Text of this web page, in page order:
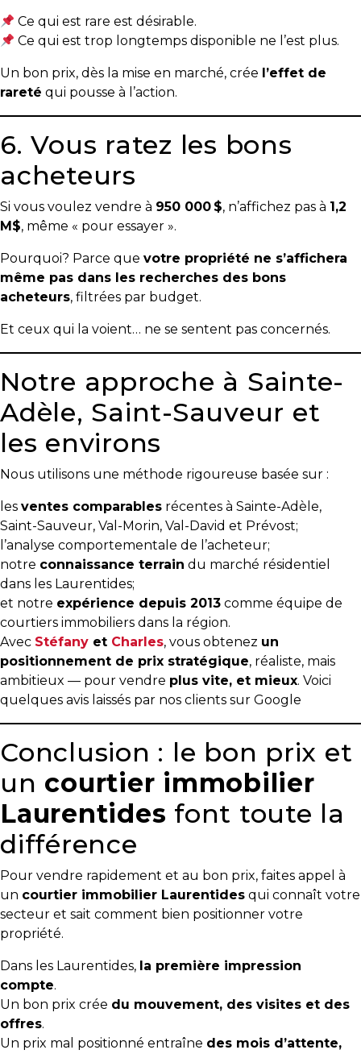
Ce qui est rare est désirable.
Ce qui est trop longtemps disponible ne l’est plus.
Un bon prix, dès la mise en marché, crée l’effet de
rareté qui pousse à l’action.
6. Vous ratez les bons
acheteurs
Si vous voulez vendre à 950 000 $, n’affichez pas à 1,2
M$, même « pour essayer ».
Pourquoi? Parce que votre propriété ne s’affichera
même pas dans les recherches des bons
acheteurs, filtrées par budget.
Et ceux qui la voient… ne se sentent pas concernés.
Notre approche à Sainte-
Adèle, Saint-Sauveur et
les environs
Nous utilisons une méthode rigoureuse basée sur :
les ventes comparables récentes à Sainte-Adèle,
Saint-Sauveur, Val-Morin, Val-David et Prévost;
l’analyse comportementale de l’acheteur;
notre connaissance terrain du marché résidentiel
dans les Laurentides;
et notre expérience depuis 2013 comme équipe de
courtiers immobiliers dans la région.
Avec Stéfany et Charles, vous obtenez un
positionnement de prix stratégique, réaliste, mais
ambitieux — pour vendre plus vite, et mieux. Voici
quelques avis laissés par nos clients sur Google
Conclusion : le bon prix et
un courtier immobilier
Laurentides font toute la
différence
Pour vendre rapidement et au bon prix, faites appel à
un courtier immobilier Laurentides qui connaît votre
secteur et sait comment bien positionner votre
propriété.
Dans les Laurentides, la première impression
compte.
Un bon prix crée du mouvement, des visites et des
offres.
Un prix mal positionné entraîne des mois d’attente,